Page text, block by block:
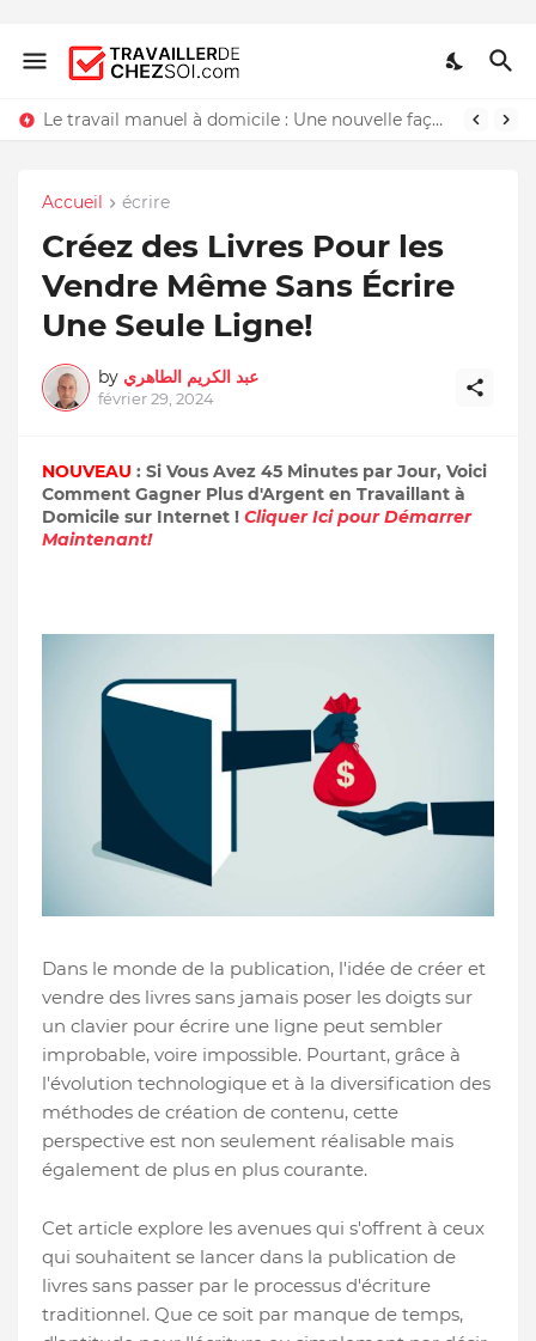
Le travail manuel à domicile : Une nouvelle façon de travailler chez soi
Accueil écrire
Créez des Livres Pour les
Vendre Même Sans Écrire
Une Seule Ligne!
by عبد الكريم الطاهري
février 29, 2024
NOUVEAU : Si Vous Avez 45 Minutes par Jour, Voici
Comment Gagner Plus d'Argent en Travaillant à
Domicile sur Internet ! Cliquer Ici pour Démarrer
Maintenant!
Dans le monde de la publication, l'idée de créer et
vendre des livres sans jamais poser les doigts sur
un clavier pour écrire une ligne peut sembler
improbable, voire impossible. Pourtant, grâce à
l'évolution technologique et à la diversification des
méthodes de création de contenu, cette
perspective est non seulement réalisable mais
également de plus en plus courante.
Cet article explore les avenues qui s'offrent à ceux
qui souhaitent se lancer dans la publication de
livres sans passer par le processus d'écriture
traditionnel. Que ce soit par manque de temps,